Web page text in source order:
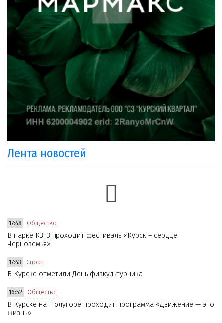
Лента новостей
17:48 Общество
В парке КЗТЗ проходит фестиваль «Курск – сердце
Черноземья»
17:43 Спорт
В Курске отметили День физкультурника
16:52 Общество
В Курске на Полугоре проходит программа «Движение — это
жизнь»